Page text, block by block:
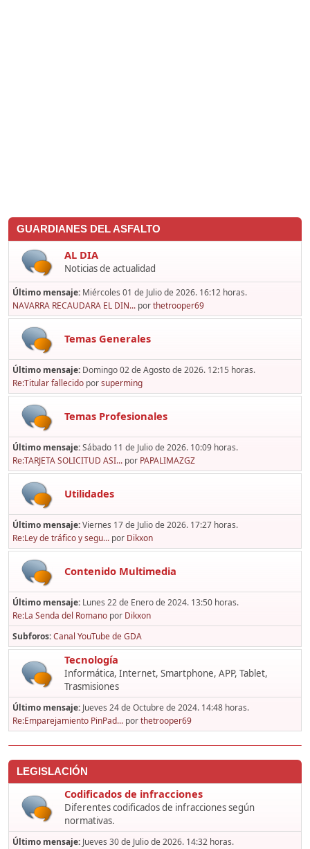
GUARDIANES DEL ASFALTO
AL DIA
Noticias de actualidad
Último mensaje: Miércoles 01 de Julio de 2026. 16:12 horas.
NAVARRA RECAUDARA EL DIN... porthetrooper69
Temas Generales
Último mensaje: Domingo 02 de Agosto de 2026. 12:15 horas.
Re:Titular fallecido porsuperming
Temas Profesionales
Último mensaje:Sábado 11 de Julio de 2026. 10:09 horas.
Re:TARJETA SOLICITUD ASI... por PAPALIMAZGZ
Utilidades
Último mensaje:Viernes 17 de Julio de 2026. 17:27 horas.
Re:Ley de tráfico y segu... por Dikxon
Contenido Multimedia
Último mensaje: Lunes 22 de Enero de 2024. 13:50 horas.
Re:La Senda del Romano por Dikxon
Subforos Canal YouTube de GDA
Tecnología
Informática, Internet, Smartphone, APP, Tablet,
Trasmisiones
Último mensaje: Jueves 24 de Octubre de 2024. 14:48 horas.
Re:Emparejamiento PinPad... porthetrooper69
LEGISLACIÓN
Codificados de infracciones
Diferentes codificados de infracciones según
normativas.
Último mensaje: Jueves 30 de Julio de 2026. 14:32 horas.